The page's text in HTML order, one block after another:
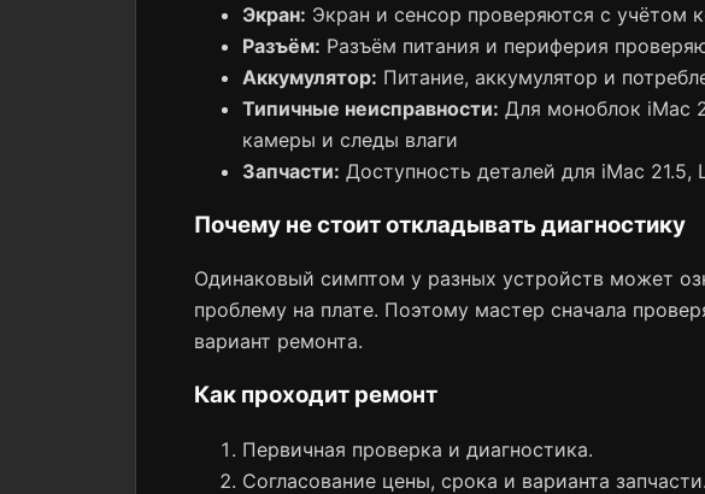
Экран: Экран и сенсор проверяются с учётом
Разъём: Разъём питания и периферия
Аккумулятор: Питание, аккумулятор и
Типичные неисправности: Для моноблок iMac
камеры и следы влаги
Запчасти: Доступность деталей для iMac
Почему не стоит откладывать диагностику
Одинаковый симптом у разных устройств может
проблему на плате. Поэтому мастер сначала
вариант ремонта.
Как проходит ремонт
Первичная проверка и диагностика.
Согласование цены, срока и варианта запчасти.